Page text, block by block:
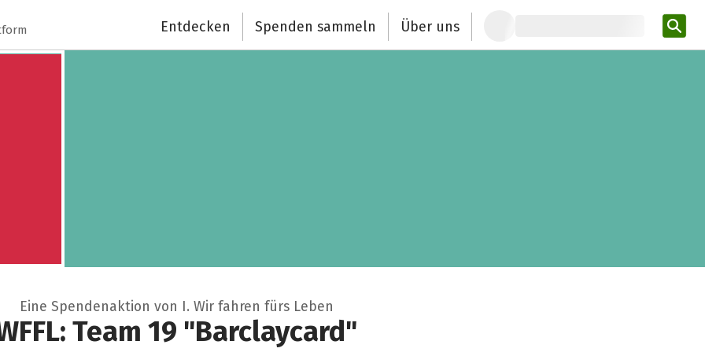
Entdecken Spenden sammeln Über uns
Eine Spendenaktion von I. Wir fahren fürs Leben
Team 19 "Barclaycard"